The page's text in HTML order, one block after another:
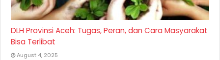
DLH Provinsi Aceh: Tugas, Peran, dan Cara Masyarakat
Bisa Terlibat
August 4, 2025